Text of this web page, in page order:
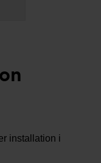
installation i